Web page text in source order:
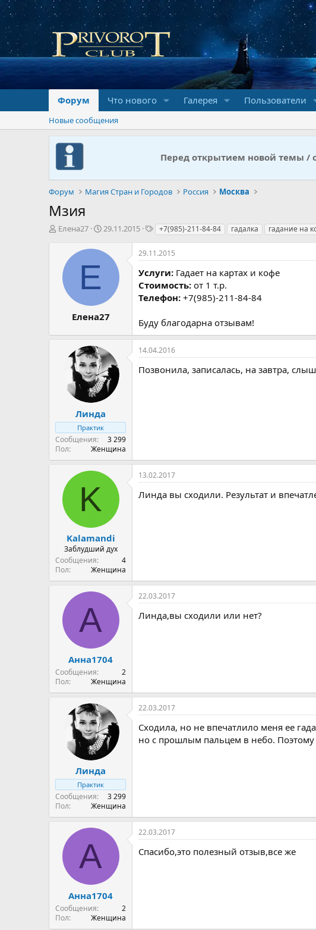
Форум Что нового Галерея Пользователи
Новые сообщения
Перед открытием новой темы /
Форум Магия Стран и Городов Россия Москва
Мзия
А
Елена27
Д
т
а
л
29.11.2015
Т
г
и
+7(985)-211-84-84 гадалка гадание на
Е
Елена27
29.11.2015
Услуги: Гадает на картах и кофе
Стоимость: от 1 т.р.
Телефон: +7(985)-211-84-84
Буду благодарна отзывам!
Линда
Практик
Сообщения
3 299
Пол
Женщина
14.04.2016
Позвонила, записалась, на завтра,
K
Kalamandi
Заблудший дух
Сообщения
4
Пол
Женщина
13.02.2017
Линда вы сходили. Результат и
А
Анна1704
Сообщения
2
Пол
Женщина
22.03.2017
Линда,вы сходили или нет?
Линда
Практик
Сообщения
3 299
Пол
Женщина
22.03.2017
Сходила, но не впечатлило меня ее
но с прошлым пальцем в небо. Поэтому
А
Анна1704
Сообщения
2
Пол
Женщина
22.03.2017
Спасибо,это полезный отзыв,все же